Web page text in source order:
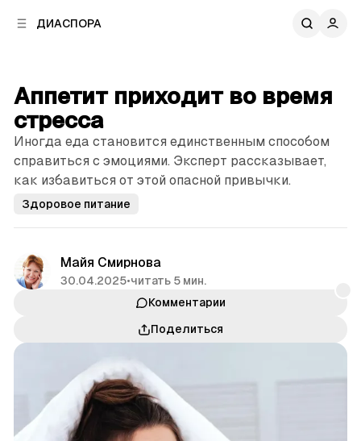
ДИАСПОРА
Аппетит приходит во время
стресса
Иногда еда становится единственным способом
справиться с эмоциями. Эксперт рассказывает,
как избавиться от этой опасной привычки.
Здоровое питание
Майя Смирнова
30.04.2025•читать 5 мин.
Комментарии
Поделиться